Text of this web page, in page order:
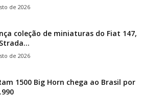
de 2026
coleção de miniaturas do Fiat 147,
de 2026
1500 Big Horn chega ao Brasil por